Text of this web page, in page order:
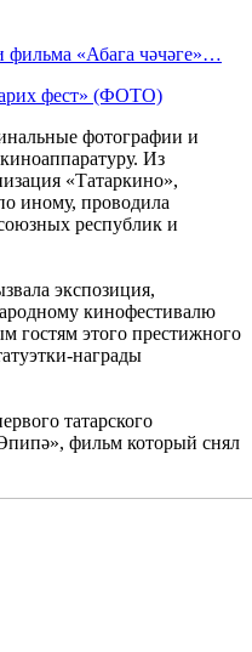
фильма «Абага чәчәге»…
фест» (ФОТО)
фотографии и
Из
«Татаркино»,
иному, проводила
республик и
экспозиция,
кинофестивалю
гостям этого престижного
награды
татарского
фильм который снял